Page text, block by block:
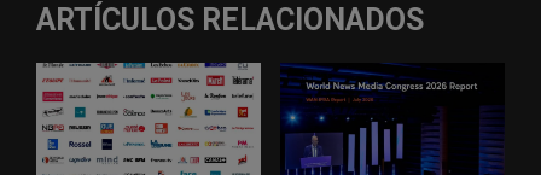
ARTÍCULOS RELACIONADOS